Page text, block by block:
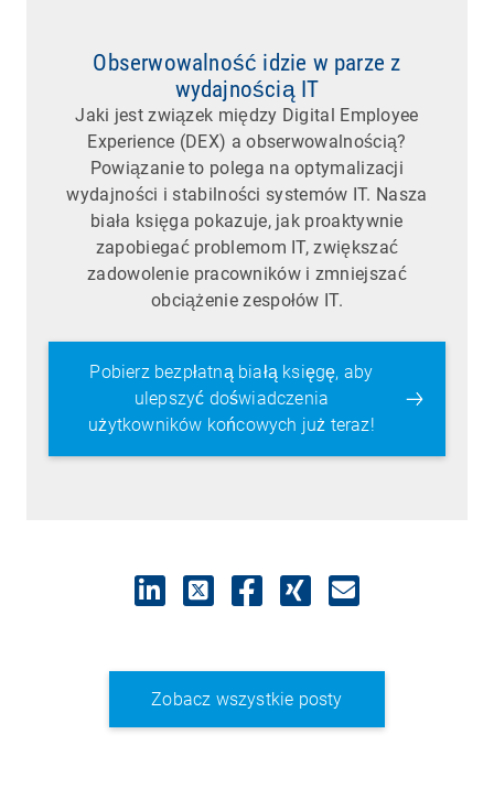
Obserwowalność idzie w parze z
wydajnością IT
Jaki jest związek między Digital Employee
Experience (DEX) a obserwowalnością?
Powiązanie to polega na optymalizacji
wydajności i stabilności systemów IT. Nasza
biała księga pokazuje, jak proaktywnie
zapobiegać problemom IT, zwiększać
zadowolenie pracowników i zmniejszać
obciążenie zespołów IT.
Pobierz bezpłatną białą księgę, aby
ulepszyć doświadczenia
użytkowników końcowych już teraz!
Zobacz wszystkie posty